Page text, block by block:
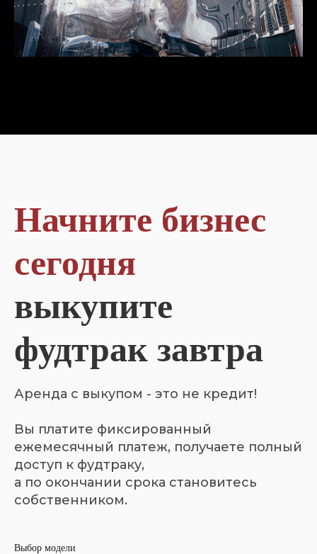
Начните бизнес
сегодня
выкупите
фудтрак завтра
Аренда с выкупом - это не кредит!
Вы платите фиксированный
ежемесячный платеж, получаете полный
доступ к фудтраку,
а по окончании срока становитесь
собственником.
Выбор модели